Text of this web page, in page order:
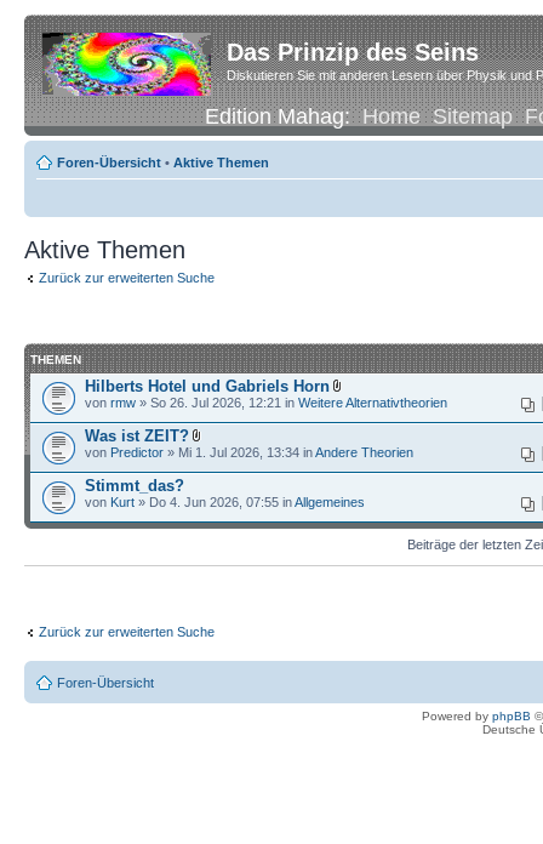
Das Prinzip des Seins
Diskutieren Sie mit anderen Lesern über Physik und
Edition Mahag:Home Sitemap
Foren-Übersicht • Aktive Themen
Aktive Themen
Zurück zur erweiterten Suche
THEMEN
Hilberts Hotel und Gabriels Horn
von rmw » So 26. Jul 2026, 12:21 in Weitere Alternativtheorien
Was ist ZEIT?
von Predictor » Mi 1. Jul 2026, 13:34 inAndere Theorien
Stimmt_das?
von Kurt » Do 4. Jun 2026, 07:55 inAllgemeines
Beiträge der letzten
Zurück zur erweiterten Suche
Foren-Übersicht
Powered by phpBB
Deutsche